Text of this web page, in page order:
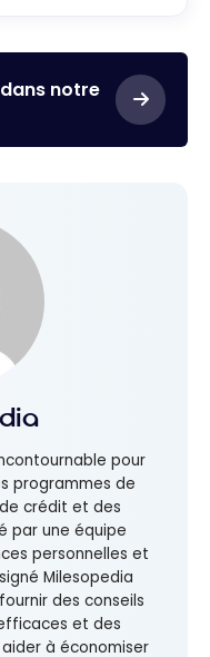
notre
pour
programmes de
crédit et des
par une équipe
personnelles et
Milesopedia
des conseils
et des
à économiser